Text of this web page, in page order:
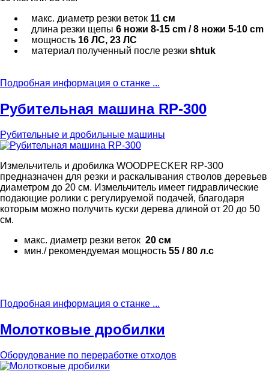
макс. диаметр резки веток 11 см
длина резки щепы 6 ножи 8-15 cm / 8 ножи 5-10 cm
мощность 16 ЛС, 23 ЛС
материал полученный после резки shtuk
Подробная информация о станке ...
Рубительная машина RP-300
Рубительные и дробильные машины
Измельчитель и дробилка WOODPECKER RP-300
предназначен для резки и раскалывания стволов деревьев
диаметром до 20 см. Измельчитель имеет гидравлические
подающие ролики с регулируемой подачей, благодаря
которым можно получить куски дерева длиной от 20 до 50
см.
макс. диаметр резки веток 20 см
мин./ рекомендуемая мощность 55 / 80 л.с
Подробная информация о станке ...
Молотковые дробилки
Оборудование по переработке отходов